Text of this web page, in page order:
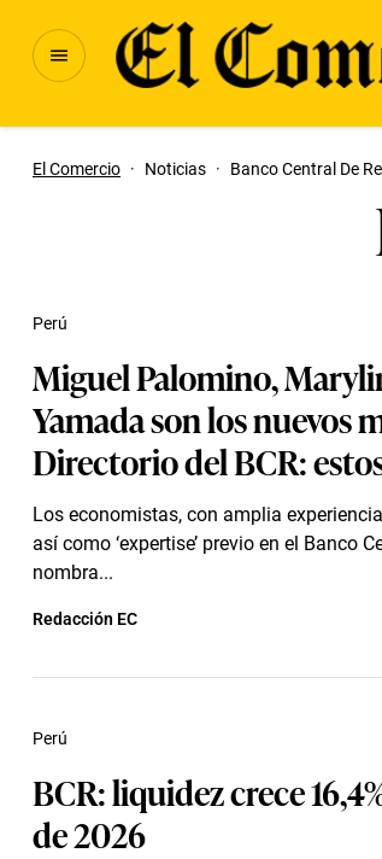
El Comercio · Noticias · Banco Central De
Miguel Palomino,
Yamada son los nuevos
Directorio del BCR:
Los economistas, con amplia
así como ‘expertise’ previo en el Banco
nombra...
Perú
Redacción EC
BCR: liquidez crece
de 2026
Perú